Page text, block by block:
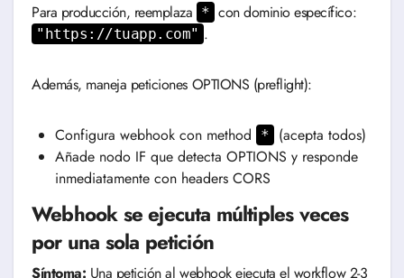
Para producción, reemplaza * con dominio específico:
"https://tuapp.com" .
Además, maneja peticiones OPTIONS (preflight):
Configura webhook con method * (acepta todos)
Añade nodo IF que detecta OPTIONS y responde
inmediatamente con headers CORS
Webhook se ejecuta múltiples veces
por una sola petición
Síntoma: Una petición al webhook ejecuta el workflow 2-3